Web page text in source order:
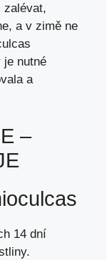
zalévat,
a v zimě ne
je nutné
a
–
14 dní